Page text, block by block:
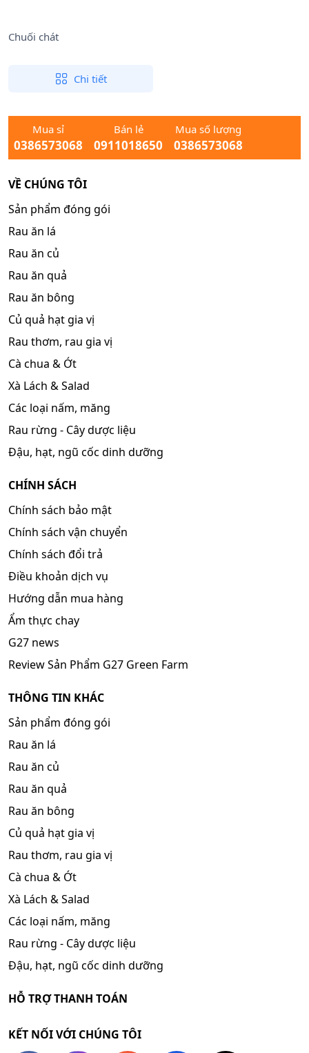
Chuối chát
Chi tiết
Mua sỉ
0386573068
Bán lẻ
0911018650
Mua số lượng
0386573068
VỀ CHÚNG TÔI
Sản phẩm đóng gói
Rau ăn lá
Rau ăn củ
Rau ăn quả
Rau ăn bông
Củ quả hạt gia vị
Rau thơm, rau gia vị
Cà chua & Ớt
Xà Lách & Salad
Các loại nấm, măng
Rau rừng - Cây dược liệu
Đậu, hạt, ngũ cốc dinh dưỡng
CHÍNH SÁCH
Chính sách bảo mật
Chính sách vận chuyển
Chính sách đổi trả
Điều khoản dịch vụ
Hướng dẫn mua hàng
Ẩm thực chay
G27 news
Review Sản Phẩm G27 Green Farm
THÔNG TIN KHÁC
Sản phẩm đóng gói
Rau ăn lá
Rau ăn củ
Rau ăn quả
Rau ăn bông
Củ quả hạt gia vị
Rau thơm, rau gia vị
Cà chua & Ớt
Xà Lách & Salad
Các loại nấm, măng
Rau rừng - Cây dược liệu
Đậu, hạt, ngũ cốc dinh dưỡng
HỖ TRỢ THANH TOÁN
KẾT NỐI VỚI CHÚNG TÔI